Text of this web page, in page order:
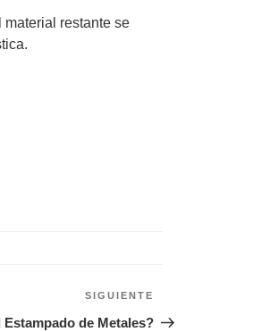
restante se
entrada
SIGUIENTE
Estampado de Metales?